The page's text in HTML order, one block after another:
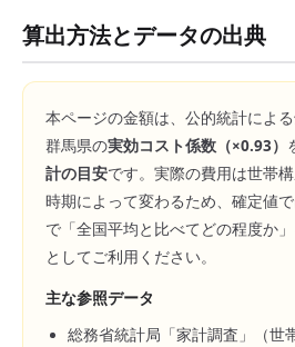
算出方法とデータの出典
本ページの金額は、公的統計による
群馬県の実効コスト係数（×0.93）
計の目安です。実際の費用は世帯
時期によって変わるため、確定値
で「全国平均と比べてどの程度か
としてご利用ください。
主な参照データ
総務省統計局「家計調査」（世